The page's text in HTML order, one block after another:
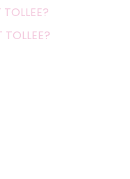
TOLLEE?
TOLLEE?